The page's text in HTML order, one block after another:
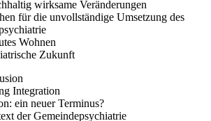
wirksame Veränderungen
für die unvollständige Umsetzung des
Wohnen
Zukunft
Integration
ein neuer Terminus?
der Gemeindepsychiatrie